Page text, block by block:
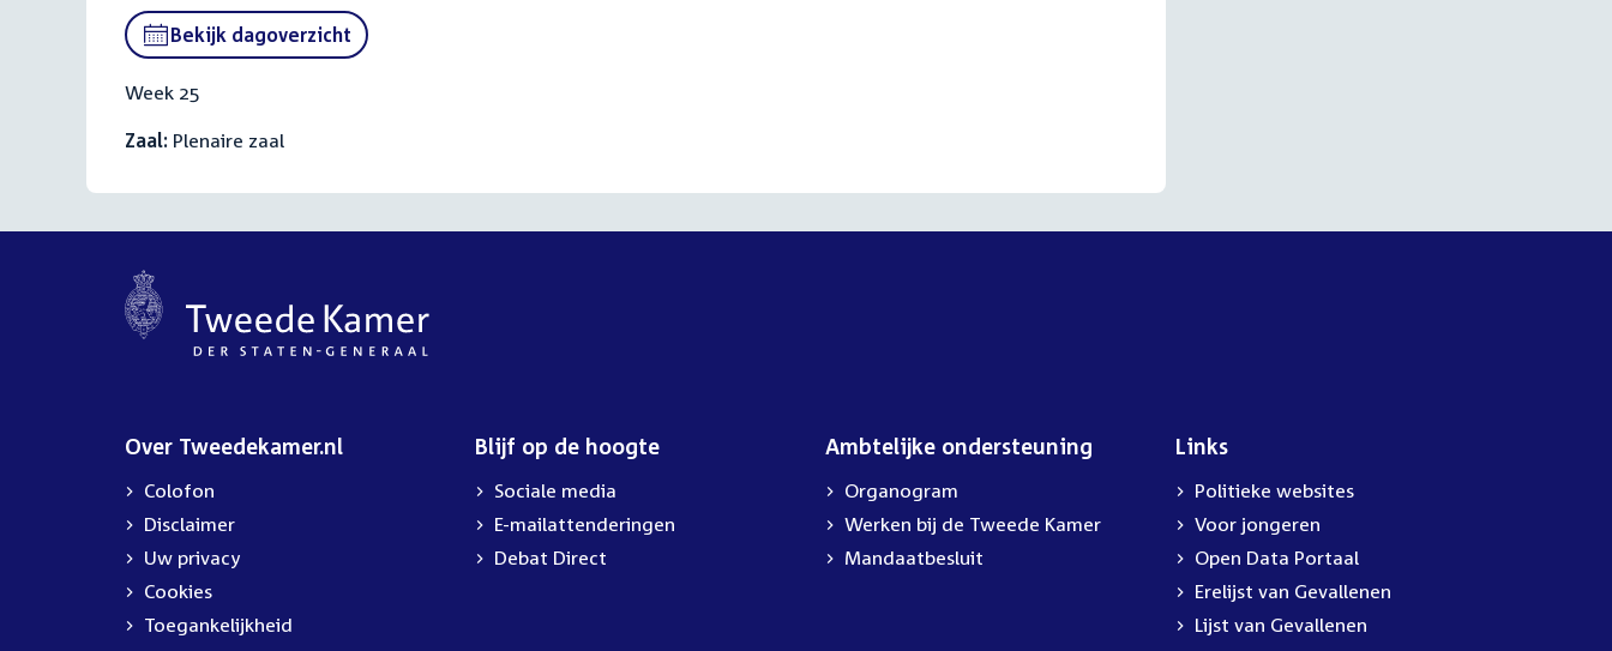
Bekijk dagoverzicht
Week 25
Zaal: Plenaire zaal
Over Tweedekamer.nl
Colofon
Disclaimer
Uw privacy
Cookies
Toegankelijkheid
Blijf op de hoogte
Sociale media
E-mailattenderingen
Debat Direct
Ambtelijke ondersteuning
Organogram
Werken bij de Tweede Kamer
Mandaatbesluit
Links
Politieke websites
Voor jongeren
Open Data Portaal
Erelijst van Gevallenen
Lijst van Gevallenen